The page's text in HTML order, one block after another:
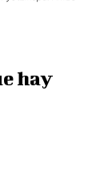
hay